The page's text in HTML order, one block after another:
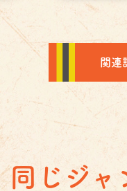
関連
同じジャ